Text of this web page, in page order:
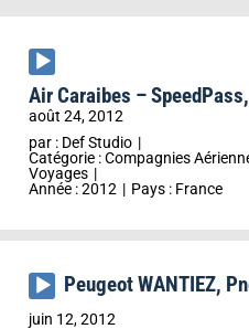
Lecteur
audio
Air Caraibes –
août 24, 2012
par : Def Studio
Catégorie :Compagnies
Voyages
Année :2012 Pays : France
Lecteur
audio
Peugeot WANTIEZ,
juin 12, 2012